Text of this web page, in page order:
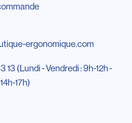
ergonomique.com
13 (Lundi - Vendredi : 9h-12h -
14h-17h)